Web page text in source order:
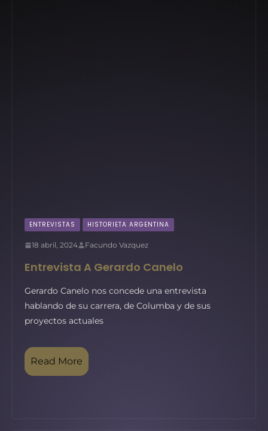
ENTREVISTAS HISTORIETA ARGENTINA
18 abril, 2024 Facundo Vazquez
Entrevista A Gerardo Canelo
Gerardo Canelo nos concede una entrevista
hablando de su carrera, de Columba y de sus
proyectos actuales
Read More